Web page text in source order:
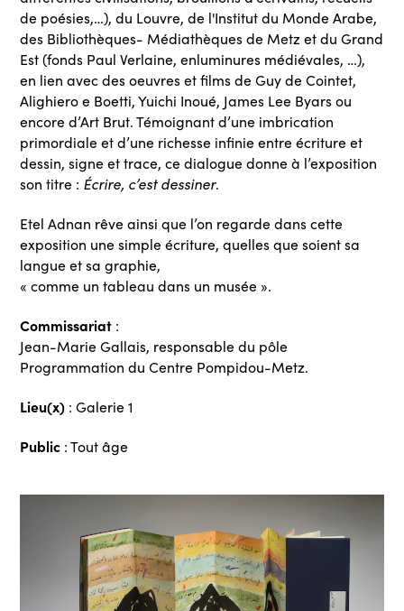
de poésies,…), du Louvre, de l'Institut du Monde Arabe,
des Bibliothèques- Médiathèques de Metz et du Grand
Est (fonds Paul Verlaine, enluminures médiévales, …),
en lien avec des oeuvres et films de Guy de Cointet,
Alighiero e Boetti, Yuichi Inoué, James Lee Byars ou
encore d’Art Brut. Témoignant d’une imbrication
primordiale et d’une richesse infinie entre écriture et
dessin, signe et trace, ce dialogue donne à l’exposition
son titre : Écrire, c’est dessiner.
Etel Adnan rêve ainsi que l’on regarde dans cette
exposition une simple écriture, quelles que soient sa
langue et sa graphie,
« comme un tableau dans un musée ».
Commissariat :
Jean-Marie Gallais, responsable du pôle
Programmation du Centre Pompidou-Metz.
Lieu(x) : Galerie 1
Public : Tout âge